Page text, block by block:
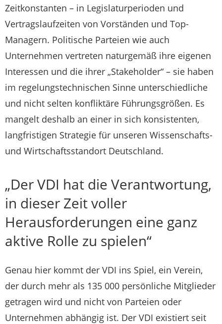
Zeitkonstanten – in Legislaturperioden und
Vertragslaufzeiten von Vorständen und Top-
Managern. Politische Parteien wie auch
Unternehmen vertreten naturgemäß ihre eigenen
Interessen und die ihrer „Stakeholder“ – sie haben
im regelungstechnischen Sinne unterschiedliche
und nicht selten konfliktäre Führungsgrößen. Es
mangelt deshalb an einer in sich konsistenten,
langfristigen Strategie für unseren Wissenschafts-
und Wirtschaftsstandort Deutschland.
„Der VDI hat die Verantwortung,
in dieser Zeit voller
Herausforderungen eine ganz
aktive Rolle zu spielen“
Genau hier kommt der VDI ins Spiel, ein Verein,
der durch mehr als 135 000 persönliche Mitglieder
getragen wird und nicht von Parteien oder
Unternehmen abhängig ist. Der VDI existiert seit